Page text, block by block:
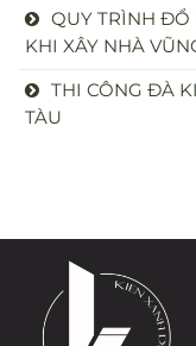
QUY TRÌNH ĐỔ
KHI XÂY NHÀ
THI CÔNG ĐÀ
TÀU